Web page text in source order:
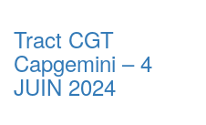
Tract CGT
Capgemini – 4
JUIN 2024